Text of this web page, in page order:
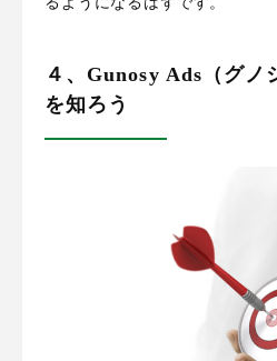
４、Gunosy Ads（グノ
を知ろう